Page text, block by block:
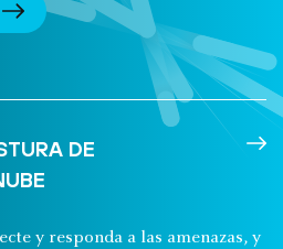
DE
y responda a las amenazas, y